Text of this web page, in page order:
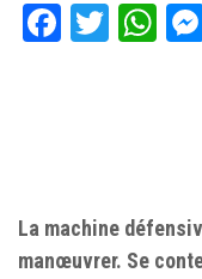
Facebook
La machine
manœuvrer. Se